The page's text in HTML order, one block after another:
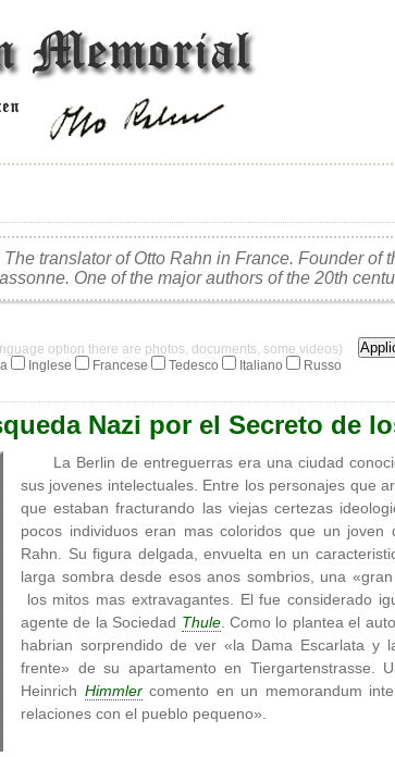
translator of Otto Rahn in France. Founder of
One of the major authors of the 20th
option there are photos, documents, some videos)
Inglese Francese Tedesco Italiano
Russo
Nazi por el Secreto de
La Berlin de entreguerras era una ciudad
sus jovenes intelectuales. Entre los personajes que
que estaban fracturando las viejas certezas
pocos individuos eran mas coloridos que un
Rahn. Su figura delgada, envuelta en un
larga sombra desde esos anos sombrios, una
los mitos mas extravagantes. El fue considerado
agente de la Sociedad Thule. Como lo plantea el
habrian sorprendido de ver «la Dama Escarlata y
frente» de su apartamento en Tiergartenstrasse.
Heinrich Himmlercomento en un memorandum
relaciones con el pueblo pequeno».